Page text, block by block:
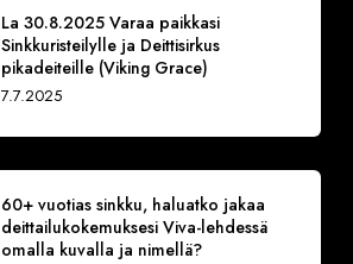
La 30.8.2025 Varaa paikkasi
Sinkkuristeilylle ja Deittisirkus
pikadeiteille (Viking Grace)
7.7.2025
60+ vuotias sinkku, haluatko jakaa
deittailukokemuksesi Viva-lehdessä
omalla kuvalla ja nimellä?